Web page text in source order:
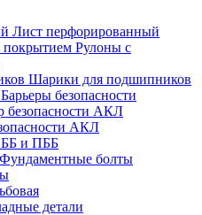
Лист перфорированный
Рулоны с
Шарики для подшипников
Барьеры безопасности
безопасности АКЛ
АКЛ
и ПББ
Фундаментные болты
детали